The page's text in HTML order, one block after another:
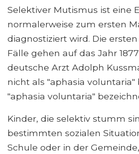
Selektiver Mutismus ist eine
normalerweise zum ersten
diagnostiziert wird. Die
Fälle gehen auf das Jahr
deutsche Arzt Adolph
nicht als "aphasia voluntaria"
"aphasia voluntaria"
Kinder, die selektiv stumm
bestimmten sozialen
Schule oder in der